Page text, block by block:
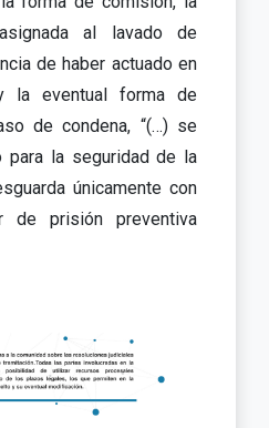
al lavado de
de haber actuado en
la eventual forma de
de condena, “(…) se
para la seguridad de la
únicamente con
de prisión preventiva